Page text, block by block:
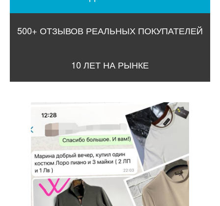
500+ ОТЗЫВОВ РЕАЛЬНЫХ ПОКУПАТЕЛЕЙ
10 ЛЕТ НА РЫНКЕ